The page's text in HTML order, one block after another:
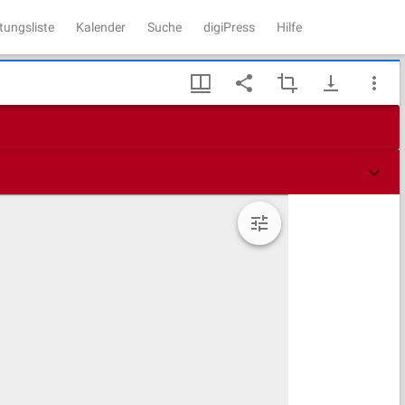
Kalender Suche digiPress Hilfe